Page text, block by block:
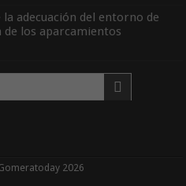
adecuación del entorno de
de los aparcamientos
2026